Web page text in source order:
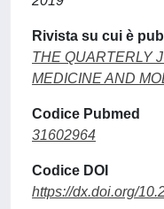
Rivista su cui è
THE QUARTERLY
MEDICINE AND
Codice Pubmed
31602964
Codice DOI
https://dx.doi.org/